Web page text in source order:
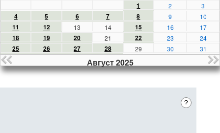
1 2 3
4 5 6 7 8 9 10
11 12 13 14 15 16 17
18 19 20 21 22 23 24
25 26 27 28 29 30 31
Август 2025
?